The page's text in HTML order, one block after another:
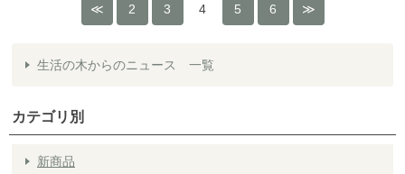
2 3 4 5 6
生活の木からのニュース 一覧
カテゴリ別
新商品